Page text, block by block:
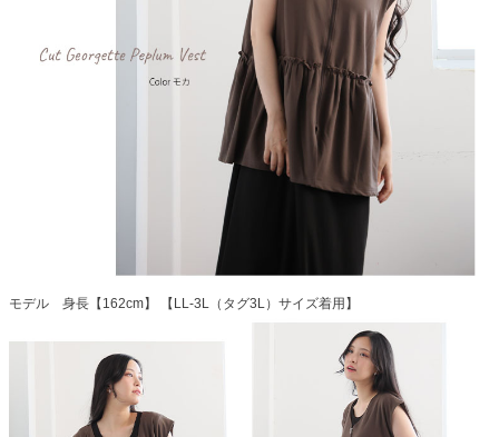
モデル 身長【162cm】 【LL-3L（タグ3L）サイズ着用】